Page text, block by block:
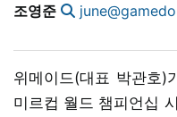
조영준
위메이드(대표 박관호)
미르컵 월드 챔피언십